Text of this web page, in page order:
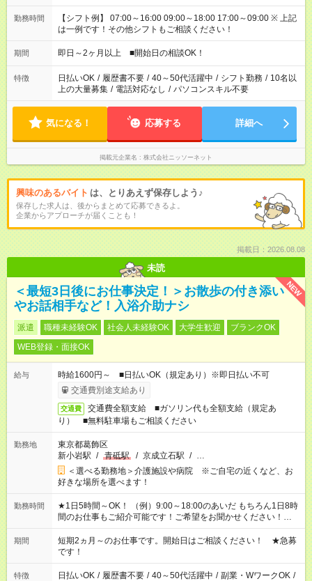
勤務時間
【シフト例】 07:00～16:00 09:00～18:00 17:00～09:00 ※ 上記
は一例です！その他シフトもご相談ください！
期間 即日～2ヶ月以上 ■開始日の相談OK！
特徴 日払いOK / 履歴書不要 / 40～50代活躍中 / シフト勤務 / 10名以
上の大量募集 / 電話対応なし / パソコンスキル不要
気になる！ 応募する 詳細へ
掲載元企業名 株式会社ニッソーネット
興味のあるバイト は、とりあえず保存しよう♪
保存した求人は、後からまとめて応募できるよ。
企業からアプローチが届くことも！
掲載日：2026.08.08
未読
NEW
＜最短3日後にお仕事決定！＞お散歩の付き添い
やお話相手など！入浴介助ナシ
派遣 職種未経験OK 社会人未経験OK 大学生歓迎
ブランクOK
WEB登録・面接OK
給与
時給1600円～ ■日払いOK（規定あり）※即日払い不可
交通費別途支給あり
交通費
交通費全額支給 ■ガソリン代も全額支給（規定あ
り） ■無料駐車場もご相談ください
勤務地
東京都葛飾区
新小岩駅 / 青砥駅 / 京成立石駅 / …
＜選べる勤務地＞介護施設や病院 ※ご自宅の近くなど、お
好きな場所を選べます！
勤務時間
★1日5時間～OK！ （例）9:00～18:00のあいだ もちろん1日8時
間のお仕事もご紹介可能です！ご希望をお聞かせください！★家
庭の都合でお休みが必要な場合も遠慮なくご相談ください。 ※
週最低15時間以上の勤務が必要です
期間
短期2ヵ月～のお仕事です。開始日はご相談ください！ ★急募
です！
特徴 日払いOK / 履歴書不要 / 40～50代活躍中 / 副業・WワークOK /